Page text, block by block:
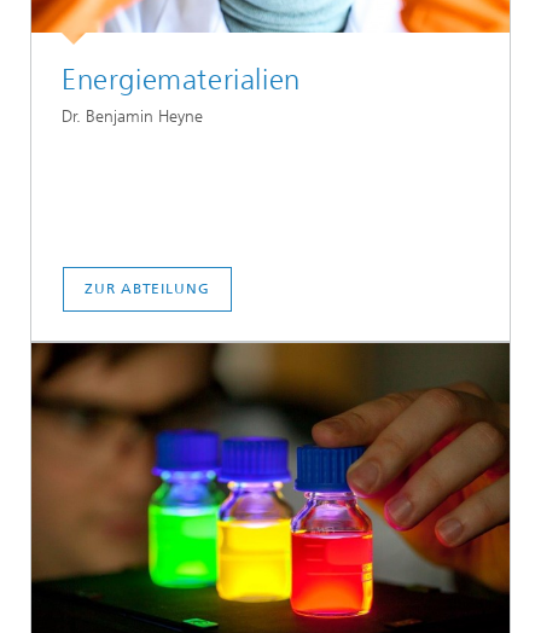
Energiematerialien
Dr. Benjamin Heyne
ZUR ABTEILUNG